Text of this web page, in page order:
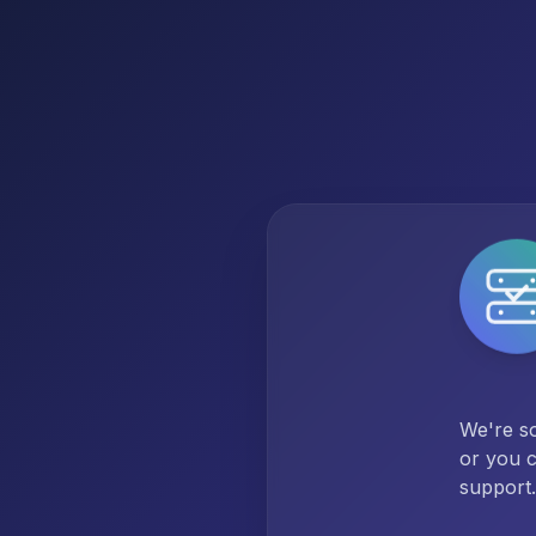
We're
or you
support.